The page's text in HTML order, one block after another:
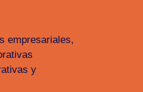
empresariales,
y